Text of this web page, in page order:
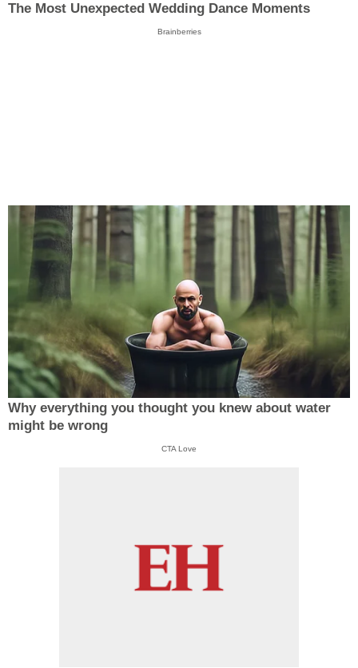
The Most Unexpected Wedding Dance Moments
Brainberries
Why everything you thought you knew about water
might be wrong
CTA Love